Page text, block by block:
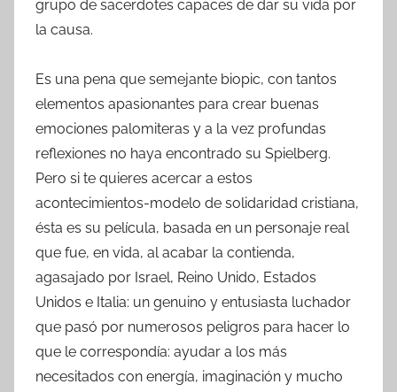
grupo de sacerdotes capaces de dar su vida por
la causa.
Es una pena que semejante biopic, con tantos
elementos apasionantes para crear buenas
emociones palomiteras y a la vez profundas
reflexiones no haya encontrado su Spielberg.
Pero si te quieres acercar a estos
acontecimientos-modelo de solidaridad cristiana,
ésta es su película, basada en un personaje real
que fue, en vida, al acabar la contienda,
agasajado por Israel, Reino Unido, Estados
Unidos e Italia: un genuino y entusiasta luchador
que pasó por numerosos peligros para hacer lo
que le correspondía: ayudar a los más
necesitados con energía, imaginación y mucho